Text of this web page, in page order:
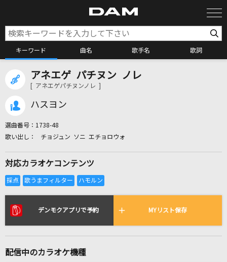
キーワード 曲名 歌手名 歌詞
カラオケ検索
全国りれき
リアルタイムで歌われている曲の一覧
アネエゲ パチヌン ノレ
[ アネエゲパチヌンノレ ]
ハスヨン
選曲番号： 1738-48
チョジュン ソニ エチョロウォ
対応カラオケコンテンツ
デンモクアプリで予約 MYリスト保存
配信中のカラオケ機種